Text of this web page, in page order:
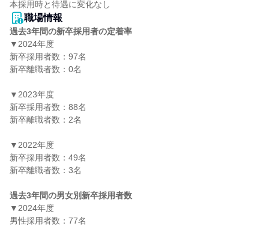
職場情報
過去3年間の新卒採用者の定着率
▼2024年度
新卒採用者数：97名
新卒離職者数：0名
▼2023年度
新卒採用者数：88名
新卒離職者数：2名
▼2022年度
新卒採用者数：49名
新卒離職者数：3名
過去3年間の男女別新卒採用者数
▼2024年度
男性採用者数：77名